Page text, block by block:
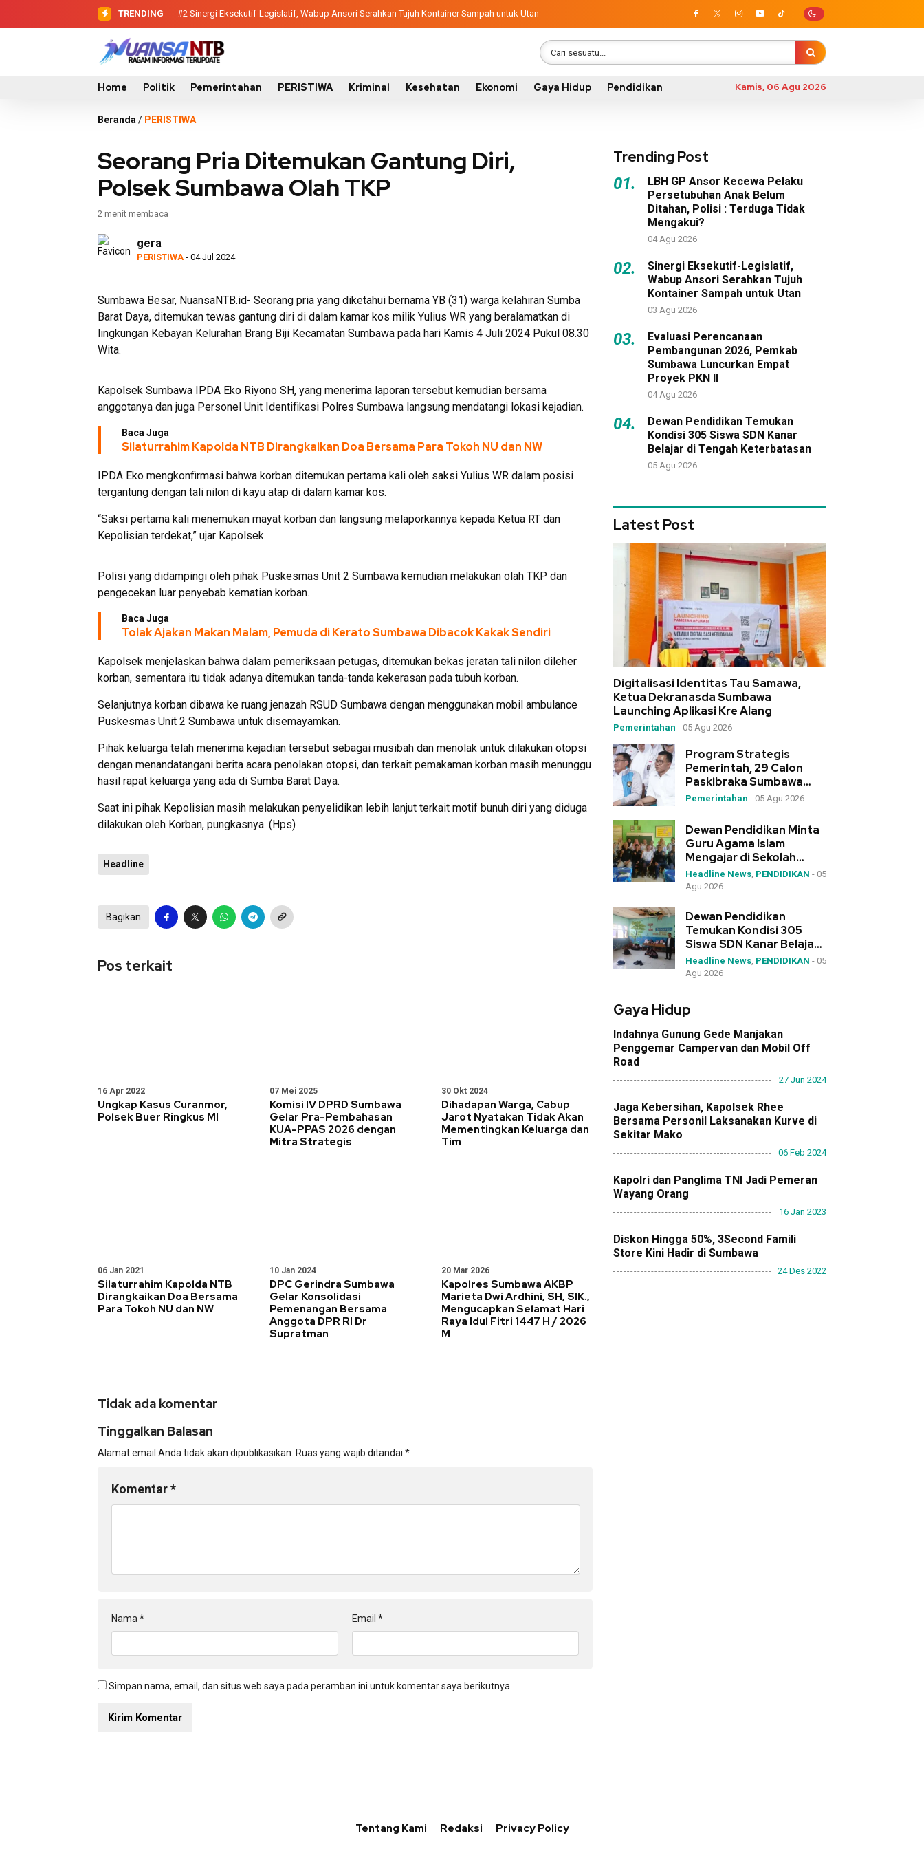
TRENDING #2 Sinergi Eksekutif-Legislatif, Wabup Ansori Serahkan Tujuh Kontainer Sampah untuk Utan
Home Politik Pemerintahan PERISTIWA Kriminal Kesehatan Ekonomi Gaya Hidup Pendidikan Kamis, 06 Agu 2026
Beranda / PERISTIWA
Seorang Pria Ditemukan Gantung Diri,
Polsek Sumbawa Olah TKP
2 menit membaca
gera
PERISTIWA - 04 Jul 2024
Sumbawa Besar, NuansaNTB.id- Seorang pria yang diketahui bernama YB (31) warga kelahiran Sumba
Barat Daya, ditemukan tewas gantung diri di dalam kamar kos milik Yulius WR yang beralamatkan di
lingkungan Kebayan Kelurahan Brang Biji Kecamatan Sumbawa pada hari Kamis 4 Juli 2024 Pukul 08.30
Wita.
Kapolsek Sumbawa IPDA Eko Riyono SH, yang menerima laporan tersebut kemudian bersama
anggotanya dan juga Personel Unit Identifikasi Polres Sumbawa langsung mendatangi lokasi kejadian.
Baca Juga
Silaturrahim Kapolda NTB Dirangkaikan Doa Bersama Para Tokoh NU dan NW
IPDA Eko mengkonfirmasi bahwa korban ditemukan pertama kali oleh saksi Yulius WR dalam posisi
tergantung dengan tali nilon di kayu atap di dalam kamar kos.
“Saksi pertama kali menemukan mayat korban dan langsung melaporkannya kepada Ketua RT dan
Kepolisian terdekat,” ujar Kapolsek.
Polisi yang didampingi oleh pihak Puskesmas Unit 2 Sumbawa kemudian melakukan olah TKP dan
pengecekan luar penyebab kematian korban.
Baca Juga
Tolak Ajakan Makan Malam, Pemuda di Kerato Sumbawa Dibacok Kakak Sendiri
Kapolsek menjelaskan bahwa dalam pemeriksaan petugas, ditemukan bekas jeratan tali nilon dileher
korban, sementara itu tidak adanya ditemukan tanda-tanda kekerasan pada tubuh korban.
Selanjutnya korban dibawa ke ruang jenazah RSUD Sumbawa dengan menggunakan mobil ambulance
Puskesmas Unit 2 Sumbawa untuk disemayamkan.
Pihak keluarga telah menerima kejadian tersebut sebagai musibah dan menolak untuk dilakukan otopsi
dengan menandatangani berita acara penolakan otopsi, dan terkait pemakaman korban masih menunggu
hasil rapat keluarga yang ada di Sumba Barat Daya.
Saat ini pihak Kepolisian masih melakukan penyelidikan lebih lanjut terkait motif bunuh diri yang diduga
dilakukan oleh Korban, pungkasnya. (Hps)
Headline
Bagikan
Pos terkait
16 Apr 2022
Ungkap Kasus Curanmor,
Polsek Buer Ringkus MI
07 Mei 2025
Komisi IV DPRD Sumbawa
Gelar Pra-Pembahasan
KUA-PPAS 2026 dengan
Mitra Strategis
30 Okt 2024
Dihadapan Warga, Cabup
Jarot Nyatakan Tidak Akan
Mementingkan Keluarga dan
Tim
06 Jan 2021
Silaturrahim Kapolda NTB
Dirangkaikan Doa Bersama
Para Tokoh NU dan NW
10 Jan 2024
DPC Gerindra Sumbawa
Gelar Konsolidasi
Pemenangan Bersama
Anggota DPR RI Dr
Supratman
20 Mar 2026
Kapolres Sumbawa AKBP
Marieta Dwi Ardhini, SH, SIK.,
Mengucapkan Selamat Hari
Raya Idul Fitri 1447 H / 2026
M
Tidak ada komentar
Tinggalkan Balasan
Alamat email Anda tidak akan dipublikasikan. Ruas yang wajib ditandai *
Komentar*
Nama * Email *
Simpan nama, email, dan situs web saya pada peramban ini untuk komentar saya berikutnya.
Trending Post
01.
LBH GP Ansor Kecewa Pelaku
Persetubuhan Anak Belum
Ditahan, Polisi : Terduga Tidak
Mengakui?
04 Agu 2026
02.
Sinergi Eksekutif-Legislatif,
Wabup Ansori Serahkan Tujuh
Kontainer Sampah untuk Utan
03 Agu 2026
03.
Evaluasi Perencanaan
Pembangunan 2026, Pemkab
Sumbawa Luncurkan Empat
Proyek PKN II
04 Agu 2026
04.
Dewan Pendidikan Temukan
Kondisi 305 Siswa SDN Kanar
Belajar di Tengah Keterbatasan
05 Agu 2026
Latest Post
Digitalisasi Identitas Tau Samawa,
Ketua Dekranasda Sumbawa
Launching Aplikasi Kre Alang
Pemerintahan - 05 Agu 2026
Program Strategis
Pemerintah, 29 Calon
Paskibraka Sumbawa
Ikuti Diklat 3 Wakili NTB
Pemerintahan - 05 Agu 2026
Dewan Pendidikan Minta
Guru Agama Islam
Mengajar di Sekolah
Tanpa Siswa Muslim
Dipindahkan
Headline News, PENDIDIKAN - 05
Agu 2026
Dewan Pendidikan
Temukan Kondisi 305
Siswa SDN Kanar Belajar
di Tengah Keterbatasan
Headline News, PENDIDIKAN - 05
Agu 2026
Gaya Hidup
Indahnya Gunung Gede Manjakan
Penggemar Campervan dan Mobil Off
Road
27 Jun 2024
Jaga Kebersihan, Kapolsek Rhee
Bersama Personil Laksanakan Kurve di
Sekitar Mako
06 Feb 2024
Kapolri dan Panglima TNI Jadi Pemeran
Wayang Orang
16 Jan 2023
Diskon Hingga 50%, 3Second Famili
Store Kini Hadir di Sumbawa
24 Des 2022
Tentang Kami Redaksi Privacy Policy